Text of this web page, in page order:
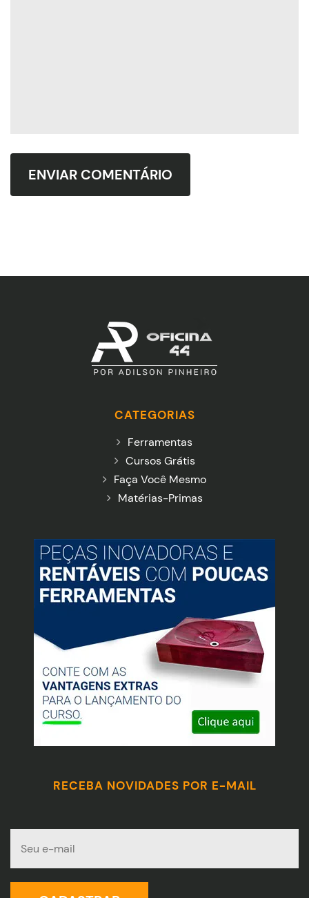
CATEGORIAS
Ferramentas
Cursos Grátis
Faça Você Mesmo
Matérias-Primas
RECEBA NOVIDADES POR E-MAIL